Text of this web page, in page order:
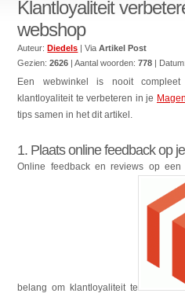
Klantloyaliteit
webshop
Auteur:Diedels | ViaArtikel Post
Gezien:2626 | Aantal woorden:778 |
Een webwinkel is nooit
klantloyaliteit te verbeteren in je
tips samen in het dit artikel.
1. Plaats online feedback op
Online feedback en reviews op
belang om klantloyaliteit te